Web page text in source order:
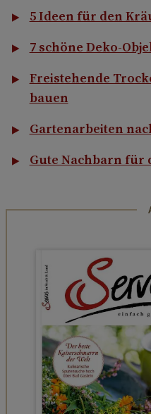
5 Ideen für den
7 schöne Deko-
Freistehende
bauen
Gartenarbeiten
Gute Nachbarn für